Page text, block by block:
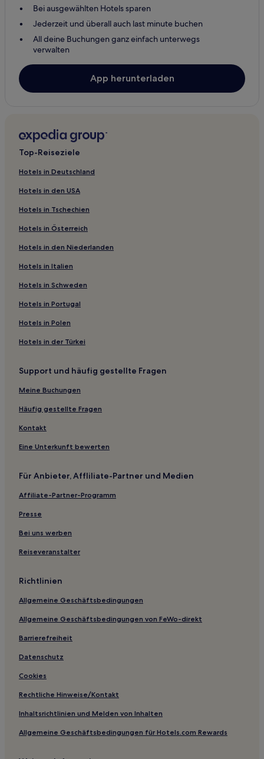
Garáb Hotels
Endrefalva Hotels
Piliny Hotels
Borsosberény Hotels
Rákóczibánya Hotels
Cserháthaláp Hotels
Nemti Hotels
Sámsonháza Hotels
Cserhátsurány Hotels
Erdőkürt Hotels
Szánaspuszta Hotels
Debercsény Hotels
Berkenye Hotels
Bei ausgewählten Hotels sparen
Jederzeit und überall auch last minute buchen
All deine Buchungen ganz einfach unterwegs
verwalten
App herunterladen
Top-Reiseziele
Hotels in Deutschland
Hotels in den USA
Hotels in Tschechien
Hotels in Österreich
Hotels in den Niederlanden
Hotels in Italien
Hotels in Schweden
Hotels in Portugal
Hotels in Polen
Hotels in der Türkei
Support und häufig gestellte Fragen
Meine Buchungen
Häufig gestellte Fragen
Kontakt
Eine Unterkunft bewerten
Für Anbieter, Affliliate-Partner und Medien
Affiliate-Partner-Programm
Presse
Bei uns werben
Reiseveranstalter
Richtlinien
Allgemeine Geschäftsbedingungen
Allgemeine Geschäftsbedingungen von FeWo-direkt
Barrierefreiheit
Datenschutz
Cookies
Rechtliche Hinweise/Kontakt
Inhaltsrichtlinien und Melden von Inhalten
Allgemeine Geschäftsbedingungen für Hotels.com Rewards